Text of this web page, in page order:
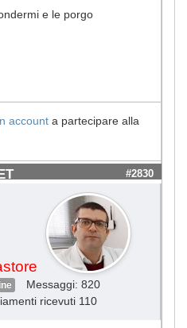
e le porgo
account a partecipare alla
#2830
Messaggi: 820
ricevuti 110